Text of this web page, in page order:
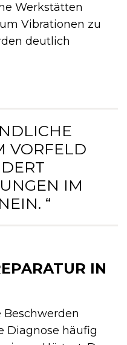
Werkstätten
Vibrationen zu
deutlich
VORFELD
IM
“
IN
Diagnose häufig